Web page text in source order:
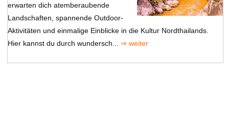
erwarten dich atemberaubende
Landschaften, spannende Outdoor-
Aktivitäten und einmalige Einblicke in die Kultur Nordthailands.
Hier kannst du durch wundersch... ⇒ weiter